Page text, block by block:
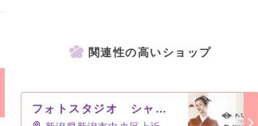
関連性の高いショップ
フォトスタジオ シャレニー デッキー401店